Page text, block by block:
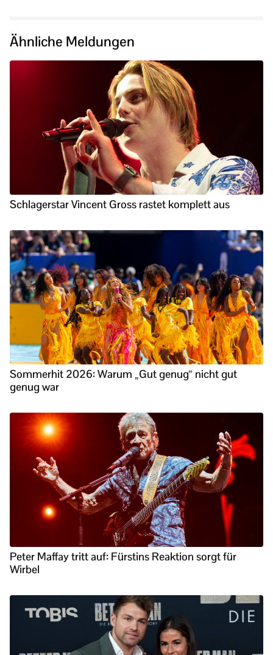
Ähnliche Meldungen
Schlagerstar Vincent Gross rastet komplett aus
Sommerhit 2026: Warum „Gut genug“ nicht gut
genug war
Peter Maffay tritt auf: Fürstins Reaktion sorgt für
Wirbel